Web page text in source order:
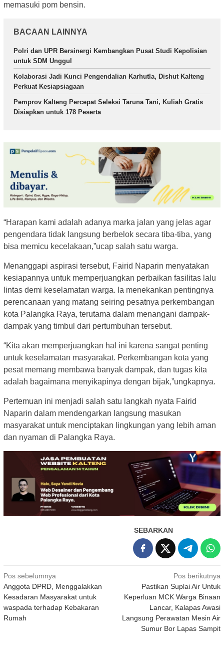
memasuki pom bensin.
BACAAN LAINNYA
Polri dan UPR Bersinergi Kembangkan Pusat Studi Kepolisian
untuk SDM Unggul
Kolaborasi Jadi Kunci Pengendalian Karhutla, Dishut Kalteng
Perkuat Kesiapsiagaan
Pemprov Kalteng Percepat Seleksi Taruna Tani, Kuliah Gratis
Disiapkan untuk 178 Peserta
“Harapan kami adalah adanya marka jalan yang jelas agar
pengendara tidak langsung berbelok secara tiba-tiba, yang
bisa memicu kecelakaan,”ucap salah satu warga.
Menanggapi aspirasi tersebut, Fairid Naparin menyatakan
kesiapannya untuk memperjuangkan perbaikan fasilitas lalu
lintas demi keselamatan warga. Ia menekankan pentingnya
perencanaan yang matang seiring pesatnya perkembangan
kota Palangka Raya, terutama dalam menangani dampak-
dampak yang timbul dari pertumbuhan tersebut.
“Kita akan memperjuangkan hal ini karena sangat penting
untuk keselamatan masyarakat. Perkembangan kota yang
pesat memang membawa banyak dampak, dan tugas kita
adalah bagaimana menyikapinya dengan bijak,”ungkapnya.
Pertemuan ini menjadi salah satu langkah nyata Fairid
Naparin dalam mendengarkan langsung masukan
masyarakat untuk menciptakan lingkungan yang lebih aman
dan nyaman di Palangka Raya.
SEBARKAN
Navigasi
pos
Pos sebelumnya
Anggota DPRD, Menggalakkan
Kesadaran Masyarakat untuk
waspada terhadap Kebakaran
Rumah
Pos berikutnya
Pastikan Suplai Air Untuk
Keperluan MCK Warga Binaan
Lancar, Kalapas Awasi
Langsung Perawatan Mesin Air
Sumur Bor Lapas Sampit